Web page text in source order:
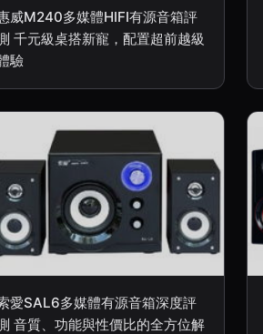
威M240多媒體HIFI有源音箱評
千元級桌搭新寵，配置超前越級
驗
愛SAL6多媒體有源音箱深度評
音質、功能與性價比的全方位解